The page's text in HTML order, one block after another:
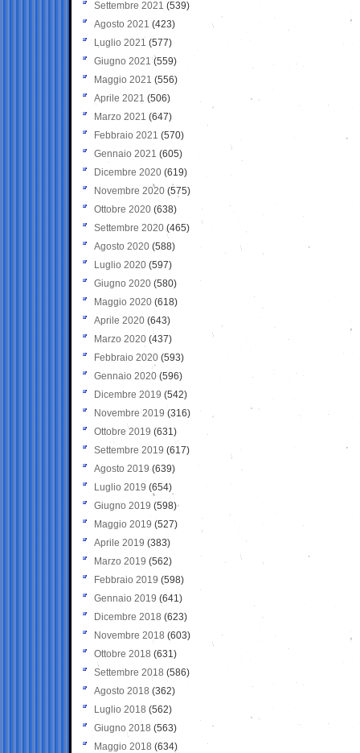
Settembre 2021 (539)
Agosto 2021 (423)
Luglio 2021 (577)
Giugno 2021(559)
Maggio 2021 (556)
Aprile 2021 (506)
Marzo 2021 (647)
Febbraio 2021 (570)
Gennaio 2021 (605)
Dicembre 2020 (619)
Novembre 2020 (575)
Ottobre 2020 (638)
Settembre 2020(465)
Agosto 2020 (588)
Luglio 2020 (597)
Giugno 2020 (580)
Maggio 2020 (618)
Aprile 2020 (643)
Marzo 2020 (437)
Febbraio 2020 (593)
Gennaio 2020 (596)
Dicembre 2019 (542)
Novembre 2019 (316)
Ottobre 2019 (631)
Settembre 2019 (617)
Agosto 2019 (639)
Luglio 2019 (654)
Giugno 2019 (598)
Maggio 2019 (527)
Aprile 2019 (383)
Marzo 2019 (562)
Febbraio 2019 (598)
Gennaio 2019 (641)
Dicembre 2018 (623)
Novembre 2018 (603)
Ottobre 2018 (631)
Settembre 2018 (586)
Agosto 2018 (362)
Luglio 2018 (562)
Giugno 2018 (563)
Maggio 2018 (634)